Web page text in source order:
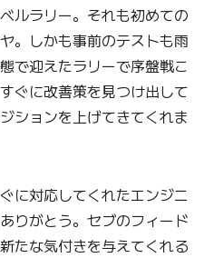
ルラリー。それも初めての
。しかも事前のテストも雨
で迎えたラリーで序盤戦こ
ぐに改善策を見つけ出して
ションを上げてきてくれま
に対応してくれたエンジニ
りがとう。セブのフィード
たな気付きを与えてくれる